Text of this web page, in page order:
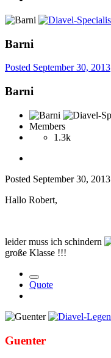
Barni
Posted September 30, 2013
Barni
Members
1.3k
Posted September 30, 2013
Hallo Robert,
leider muss ich schindern
große Klasse !!!
Quote
Guenter